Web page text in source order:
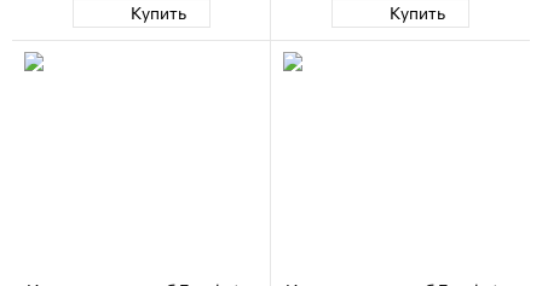
Купить Купить